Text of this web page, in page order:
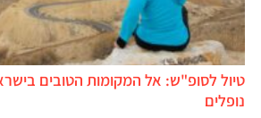
טיול לסופ"ש: אל המקומות הטובים
נופלים